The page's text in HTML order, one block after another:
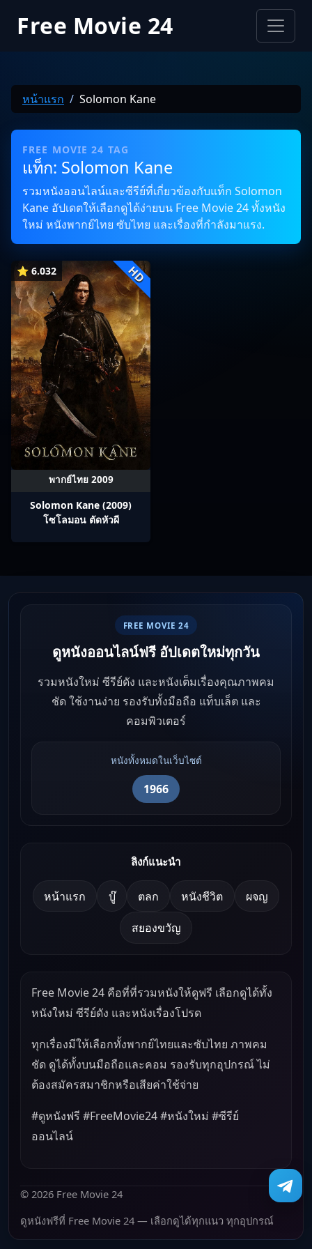
Free Movie 24
หน้าแรก Solomon Kane
FREE MOVIE 24 TAG
แท็ก: Solomon Kane
รวมหนังออนไลน์และซีรีย์ที่เกี่ยวข้องกับแท็ก Solomon
Kane อัปเดตให้เลือกดูได้ง่ายบน Free Movie 24 ทั้งหนัง
ใหม่ หนังพากย์ไทย ซับไทย และเรื่องที่กำลังมาแรง.
⭐ 6.032 HD
พากย์ไทย 2009
Solomon Kane (2009)
โซโลมอน ตัดหัวผี
FREE MOVIE 24
ดูหนังออนไลน์ฟรี อัปเดตใหม่ทุกวัน
รวมหนังใหม่ ซีรีย์ดัง และหนังเต็มเรื่องคุณภาพคม
ชัด ใช้งานง่าย รองรับทั้งมือถือ แท็บเล็ต และ
คอมพิวเตอร์
หนังทั้งหมดในเว็บไซต์
1966
ลิงก์แนะนำ
หน้าแรก บู๊ ตลก หนังชีวิต ผจญ
สยองขวัญ
Free Movie 24 คือที่ที่รวมหนังให้ดูฟรี เลือกดูได้ทั้ง
หนังใหม่ ซีรีย์ดัง และหนังเรื่องโปรด
ทุกเรื่องมีให้เลือกทั้งพากย์ไทยและซับไทย ภาพคม
ชัด ดูได้ทั้งบนมือถือและคอม รองรับทุกอุปกรณ์ ไม่
ต้องสมัครสมาชิกหรือเสียค่าใช้จ่าย
#ดูหนังฟรี #FreeMovie24 #หนังใหม่ #ซีรีย์
ออนไลน์
© 2026 Free Movie 24
ดูหนังฟรีที่ Free Movie 24 — เลือกดูได้ทุกแนว ทุกอุปกรณ์